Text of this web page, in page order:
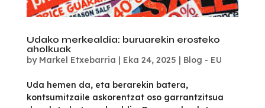
Udako merkealdia: buruarekin erosteko
aholkuak
by Markel Etxebarria Eka 24, 2025 Blog - EU
Uda hemen da, eta berarekin batera,
kontsumitzaile askorentzat oso garrantzitsua